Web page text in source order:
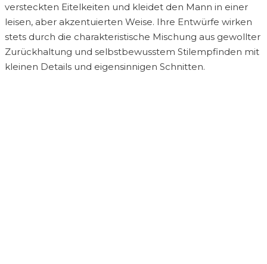
versteckten Eitelkeiten und kleidet den Mann in einer
leisen, aber akzentuierten Weise. Ihre Entwürfe wirken
stets durch die charakteristische Mischung aus gewollter
Zurückhaltung und selbstbewusstem Stilempfinden mit
kleinen Details und eigensinnigen Schnitten.